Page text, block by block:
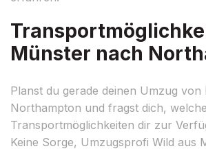
Münster nach
Planst du gerade deinen Umzug
Northampton und fragst dich, welche
Transportmöglichkeiten dir zur
Keine Sorge, Umzugsprofi Wild aus